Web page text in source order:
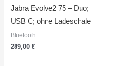
Jabra Evolve2 75 – Duo;
USB C; ohne Ladeschale
Bluetooth
289,00€